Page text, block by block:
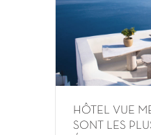
HÔTEL VUE
SONT LES